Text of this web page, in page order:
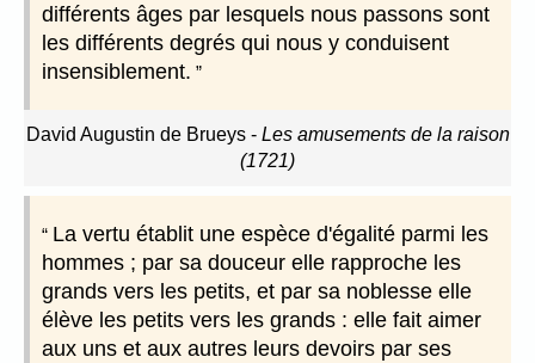
différents âges par lesquels nous passons sont
les différents degrés qui nous y conduisent
insensiblement.
David Augustin de Brueys- Les amusements de la raison
(1721)
La vertu établit une espèce d'égalité parmi les
hommes ; par sa douceur elle rapproche les
grands vers les petits, et par sa noblesse elle
élève les petits vers les grands : elle fait aimer
aux uns et aux autres leurs devoirs par ses